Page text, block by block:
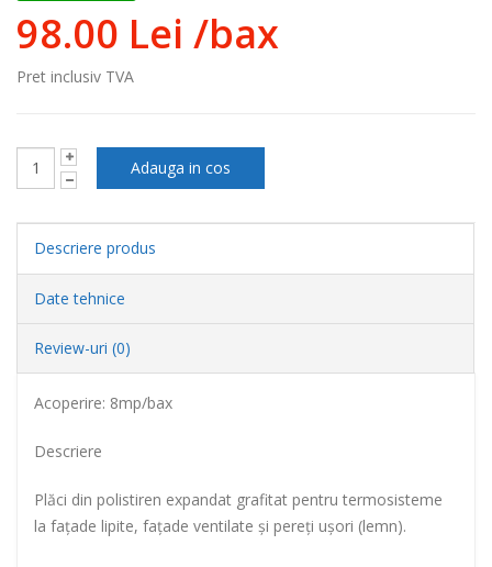
98.00 Lei /bax
Pret inclusiv TVA
Descriere produs
Date tehnice
Review-uri (0)
Acoperire: 8mp/bax
Descriere
Plăci din polistiren expandat grafitat pentru termosisteme
la faţade lipite, faţade ventilate şi pereţi uşori (lemn).